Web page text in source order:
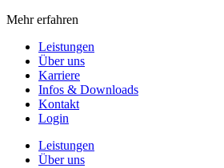
Mehr erfahren
Leistungen
Über uns
Karriere
Infos & Downloads
Kontakt
Login
Leistungen
Über uns